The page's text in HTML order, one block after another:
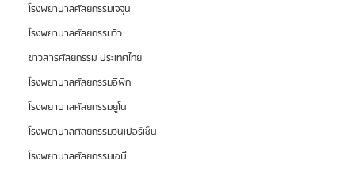
โรงพยาบาลศัลยกรรมเจจุน
โรงพยาบาลศัลยกรรมวิว
ข่าวสารศัลยกรรม ประเทศไทย
โรงพยาบาลศัลยกรรมอีพิก
โรงพยาบาลศัลยกรรมยูโน
โรงพยาบาลศัลยกรรมวันเปอร์เซ็น
โรงพยาบาลศัลยกรรมเอบี